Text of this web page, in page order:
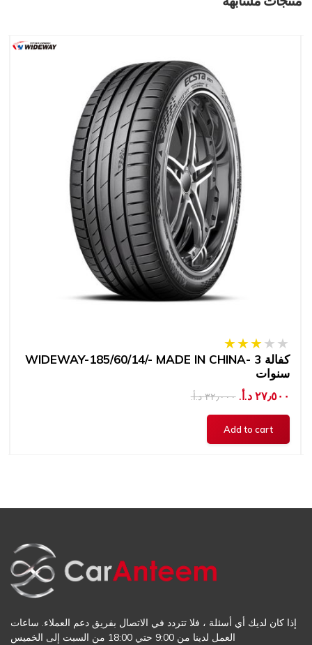
WIDEWAY-185/60/14/- MADE IN CHINA- كفالة 3
سنوات
٣٢٫٠٠٠ د.أ.‏ ٢٧٫٥٠٠ د.أ.‏
إذا كان لديك أي أسئلة ، فلا تتردد في الاتصال بفريق دعم العملاء. ساعات
العمل لدينا من 9:00 حتي 18:00 من السبت إلى الخميس